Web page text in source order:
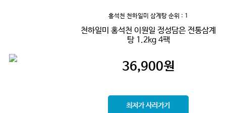
홍석천 천하일미 삼계탕 순위 : 1
천하일미 홍석천 이원일 정성담은 전통삼계
탕 1.2kg 4팩
36,900원
최저가 사러가기